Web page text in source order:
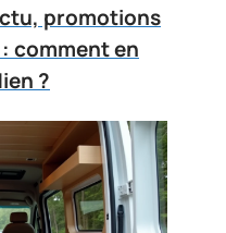
promotions
comment en
?